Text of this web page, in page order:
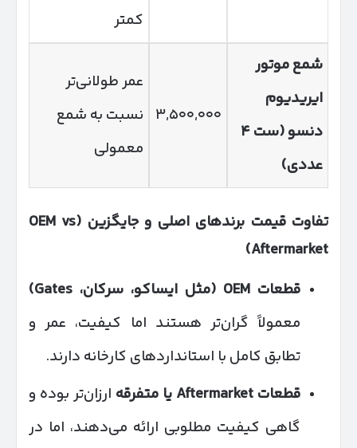
کمتر
شمع موتور
ایریدیوم
دنسو (ست۴
عددی)
۳,۵۰۰,۰۰۰
عمر طولانی‌تر
نسبت به شمع
معمولی
تفاوت قیمت برندهای اصلی و جایگزین (OEM vs
Aftermarket)
قطعات
مثل ایساکو، سرکان، Gates)
معمولاً گران‌تر هستند اما کیفیت، عمر و
تطابق کامل با استانداردهای کارخانه دارند.
قطعات
یا متفرقه ارزان‌تر بوده و
گاهی کیفیت مطلوبی ارائه می‌دهند، اما در